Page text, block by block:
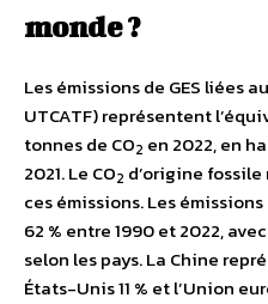
monde ?
Les émissions de GES liées
UTCATF) représentent
tonnes de CO2 en 2022, en
2021. Le CO2 d’origine
ces émissions. Les
62 % entre 1990 et 2022,
selon les pays. La Chine
États-Unis 11 % et l’Union